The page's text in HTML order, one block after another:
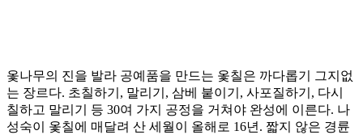
옻나무의 진을 발라 공예품을 만드는 옻칠은 까다롭기 그지없
는 장르다. 초칠하기, 말리기, 삼베 붙이기, 사포질하기, 다시
칠하고 말리기 등 30여 가지 공정을 거쳐야 완성에 이른다. 나
성숙이 옻칠에 매달려 산 세월이 올해로 16년. 짧지 않은 경륜